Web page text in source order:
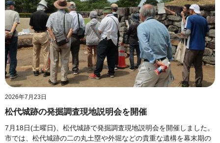
2026年7月23日
松代城跡の発掘調査現地説明会を開催
7月18日(土曜日)、松代城跡で発掘調査現地説明会を開催しました。
市では、松代城跡の二の丸土塁や外堀などの貴重な遺構を幕末期の